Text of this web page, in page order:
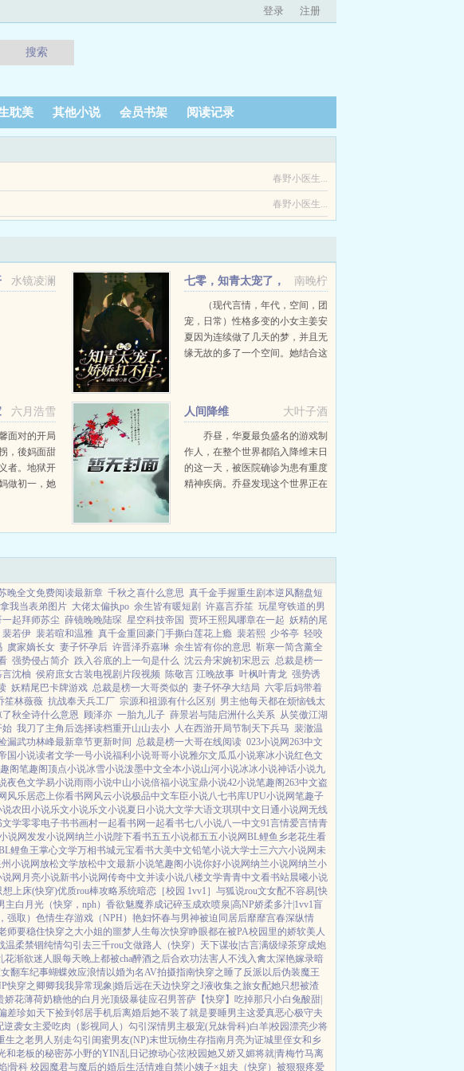
登录 注册
搜索
耽美 其他小说 会员书架 阅读记录
春野小医生...
春野小医生...
水镜凌澜 南晚柠
七零，知青太宠了，
娇娇扛不住
（现代言情，年代，空间，团
宠，日常）性格多变的小女主姜安
夏因为连续做了几天的梦，并且无
缘无故的多了一个空间。她结合这
人给砸死了，等再醒过来就到...
六月浩雪
面对的开局
，後妈面甜
者。地狱开
做初一，她
她挥挥衣
大叶子酒
人间降维
乔昼，华夏最负盛名的游戏制
作人，在整个世界都陷入降维末日
的这一天，被医院确诊为患有重度
精神疾病。乔昼发现这个世界正在
昼耿直地指出医生，你变成像素小
晚全文免费阅读最新章 千秋之喜什么意思 真千金手握重生剧本逆风翻盘短
我当表弟图片 大佬太偏执po 余生皆有暖短剧 许嘉言乔笙 玩星穹铁道的男
起拜师苏尘 薛镜晚晚陆琛 星空科技帝国 贾环王熙凤哪章在一起 妖精的尾
裴若伊 裴若暄和温雅 真千金重回豪门手撕白莲花上瘾 裴若熙 少爷亭 轻咬
虞家嫡长女 妻子怀孕后 许晋泽乔嘉琳 余生皆有你的意思 靳寒一简含薰全
强势侵占简介 跌入谷底的上一句是什么 沈云舟宋婉初宋思云 总裁是榜一
言沈柚 侯府庶女古装电视剧片段视频 陈敬言 江晚故事 叶枫叶青龙 强势诱
妖精尾巴卡牌游戏 总裁是榜一大哥类似的 妻子怀孕大结局 六零后妈带着
笙林薇薇 抗战奉天兵工厂 宗源和祖源有什么区别
男主他每天都在烦恼钱太
秋全诗什么意恩 顾泽亦 一胎九儿子 薛景岩与陆启洲什么关系 从笑傲江湖
始 我刀了主角后选择读档重开山山去小 人在西游开局节制天下兵马 裴澈温
漏武功林峰最新章节更新时间 总裁是榜一大哥在线阅读 023小说网263中文
国小说读者文学一号小说福利小说哥哥小说雅尔文瓜瓜小说寒冰小说红色文
阁笔趣阁顶点小说冰雪小说泼墨中文全本小说山河小说冰冰小说神话小说九
夜色文学易小说雨雨小说中山小说倍福小说宝鼎小说42小说笔趣阁263中文盗
风乐居恋上你看书网 风云小说极品中文车臣小说八七书库UPU小说网笔趣子
说农田小说乐文小说乐文小说夏日小说大文学大语文琪琪中文 日通小说网无线
文学零零电子书书画村一起看书网一起看书七八小说八一中文91言情爱言情青
说网发发小说网纳兰小说陛下看书五五小说都五五小说网BL鲤鱼乡老花生看
鲤鱼王掌心文学万相书城元宝看书大美中文铅笔小说大学士三六六小说网未
州小说网放松文学放松中文最新小说笔趣阁小说你好小说网纳兰小说网纳兰小
网 月亮小说新书小说网传奇中文并读小说八楼文学青青中文看书站晨曦小说
想上床(快穿)优质rou棒攻略系统暗恋［校园 1vv1］ 与狐说rou文女配不容易[快
主白月光（快穿，nph） 香欲魅魔养成记碎玉成欢喷泉|高NP娇柔多汁|1vv1盲
强取） 色情生存游戏（NPH） 艳妇怀春与男神被迫同居后靡靡宫春深纵情
师要稳住快穿之大小姐的噩梦人生每次快穿睁眼都在被PA校园里的娇软美人
温柔禁锢纯情勾引 去三千rou文做路人（快穿） 天下谋妆|古言满级绿茶穿成炮
花渐欲迷人眼每天晚上都被cha醉酒之后合欢功法害人不浅入禽太深艳嫁录暗
翻车纪事蝴蝶效应浪情以婚为名AV拍摄指南快穿之睡了反派以后伪装魔王
快穿之卿卿我我异常现象|婚后远在天边快穿之J液收集之旅女配她只想被渣
娇花薄荷奶糖他的白月光顶级暴徒应召男菩萨 【快穿】吃掉那只小白兔酸甜|
差珍如天下捡到邻居手机后离婚后她不装了就是要睡男主这爱真恶心极守夫
逆袭女主爱吃肉 （影视同人）勾引深情男主极宠(兄妹骨科)白羊|校园漂亮少将
生之老男人别走勾引闺蜜男友(NP)末世玩物生存指南月亮为证城里侄女和乡
和老板的秘密苏小野的YIN乱日记撩动心弦|校园她又娇又媚将就|青梅竹马离
|骨科 校园 魔君与魔后的婚后生活情难自禁|小姨子×姐夫 （快穿）被狠狠疼爱